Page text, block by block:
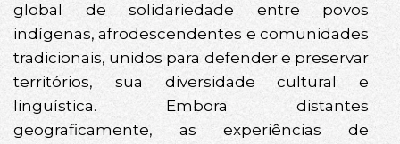
global de solidariedade entre povos
indígenas, afrodescendentes e comunidades
tradicionais, unidos para defender e preservar
territórios, sua diversidade cultural e
linguística. Embora distantes
geograficamente, as experiências de